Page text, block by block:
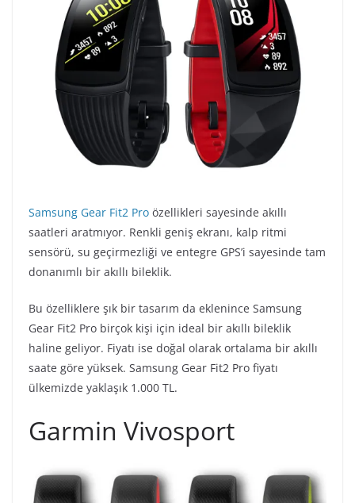
Samsung Gear Fit2 Pro özellikleri sayesinde akıllı
saatleri aratmıyor. Renkli geniş ekranı, kalp ritmi
sensörü, su geçirmezliği ve entegre GPS’i sayesinde tam
donanımlı bir akıllı bileklik.
Bu özelliklere şık bir tasarım da eklenince Samsung
Gear Fit2 Pro birçok kişi için ideal bir akıllı bileklik
haline geliyor. Fiyatı ise doğal olarak ortalama bir akıllı
saate göre yüksek. Samsung Gear Fit2 Pro fiyatı
ülkemizde yaklaşık 1.000 TL.
Garmin Vivosport